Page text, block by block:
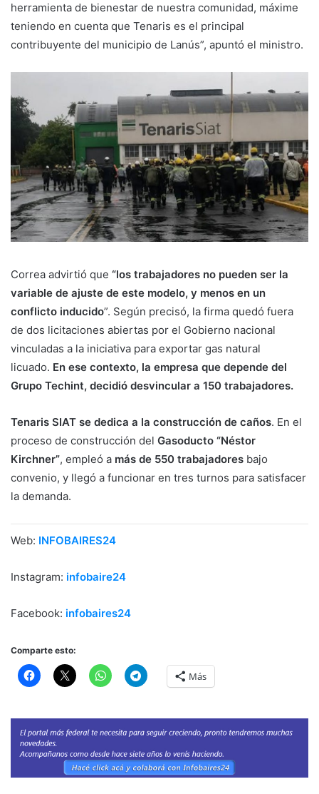
herramienta de bienestar de nuestra comunidad, máxime
teniendo en cuenta que Tenaris es el principal
contribuyente del municipio de Lanús”, apuntó el ministro.
Correa advirtió que “los trabajadores no pueden ser la
variable de ajuste de este modelo, y menos en un
conflicto inducido”. Según precisó, la firma quedó fuera
de dos licitaciones abiertas por el Gobierno nacional
vinculadas a la iniciativa para exportar gas natural
licuado. En ese contexto, la empresa que depende del
Grupo Techint, decidió desvincular a 150 trabajadores.
Tenaris SIAT se dedica a la construcción de caños. En el
proceso de construcción del Gasoducto “Néstor
Kirchner”, empleó a más de 550 trabajadores bajo
convenio, y llegó a funcionar en tres turnos para satisfacer
la demanda.
Web: INFOBAIRES24
Instagram: infobaire24
Facebook: infobaires24
Comparte esto:
Más